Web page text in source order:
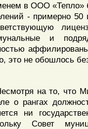
в ООО «Тепло»
- примерно
и
это не обошлось
на то, что
о рангах
ни
Совет